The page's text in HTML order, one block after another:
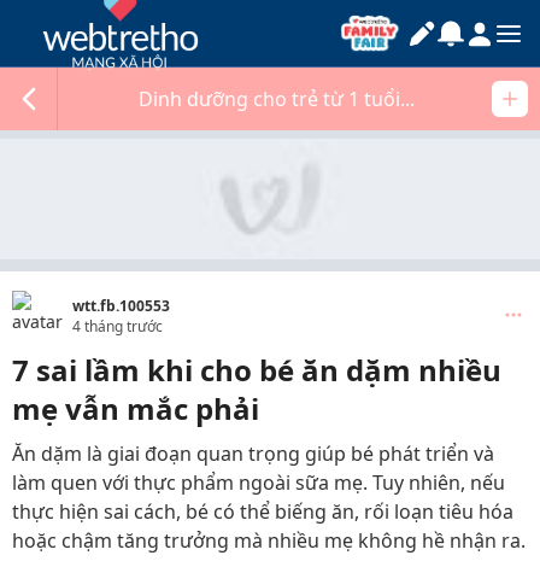
Dinh dưỡng cho trẻ từ 1 tuổi...
wtt.fb.100553
4 tháng trước
7 sai lầm khi cho bé ăn dặm nhiều
mẹ vẫn mắc phải
Ăn dặm là giai đoạn quan trọng giúp bé phát triển và
làm quen với thực phẩm ngoài sữa mẹ. Tuy nhiên, nếu
thực hiện sai cách, bé có thể biếng ăn, rối loạn tiêu hóa
hoặc chậm tăng trưởng mà nhiều mẹ không hề nhận ra.